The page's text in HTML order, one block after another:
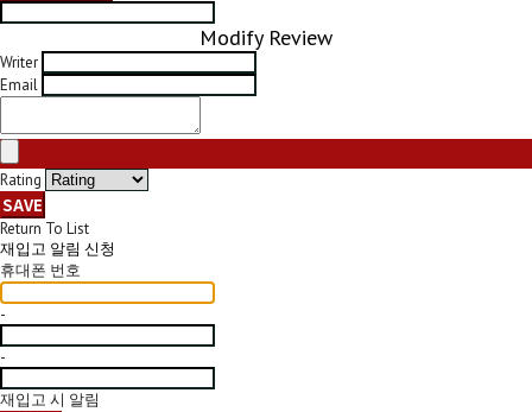
Modify Review
Writer
Email
Rating
SAVE
Return To List
재입고 알림 신청
휴대폰 번호
-
-
재입고 시 알림